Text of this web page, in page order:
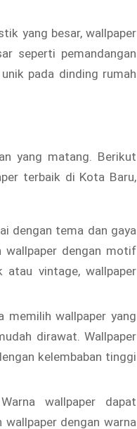
yang besar, wallpaper
seperti pemandangan
pada dinding rumah
yang matang. Berikut
terbaik di Kota Baru,
dengan tema dan gaya
wallpaper dengan motif
atau vintage, wallpaper
memilih wallpaper yang
dirawat. Wallpaper
kelembaban tinggi
wallpaper dapat
wallpaper dengan warna